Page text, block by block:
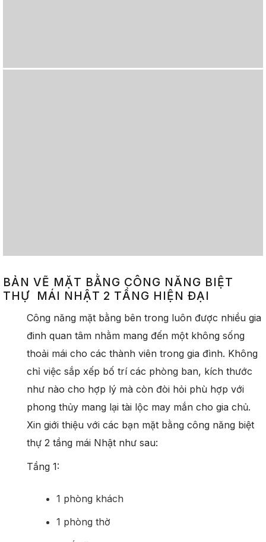
BẢN VẼ MẶT BẰNG CÔNG NĂNG BIỆT
THỰ MÁI NHẬT 2 TẦNG HIỆN ĐẠI
Công năng mặt bằng bên trong luôn được nhiều gia
đinh quan tâm nhằm mang đến một không sống
thoải mái cho các thành viên trong gia đình. Không
chỉ việc sắp xếp bố trí các phòng ban, kích thước
như nào cho hợp lý mà còn đòi hỏi phù hợp với
phong thủy mang lại tài lộc may mắn cho gia chủ.
Xin giới thiệu với các bạn mặt bằng công năng biệt
thự 2 tầng mái Nhật như sau:
Tầng 1:
1 phòng khách
1 phòng thờ